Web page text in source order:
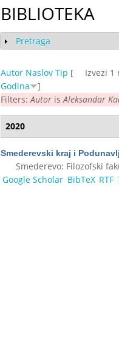
BIBLIOTEKA
Show
Pretraga
Izvezi
Autor Naslov Tip [
Godina
]
Filters: Autor is Aleksandar
2020
Smederevski kraj i
Smederevo: Filozofski
Google Scholar BibTeX RTF